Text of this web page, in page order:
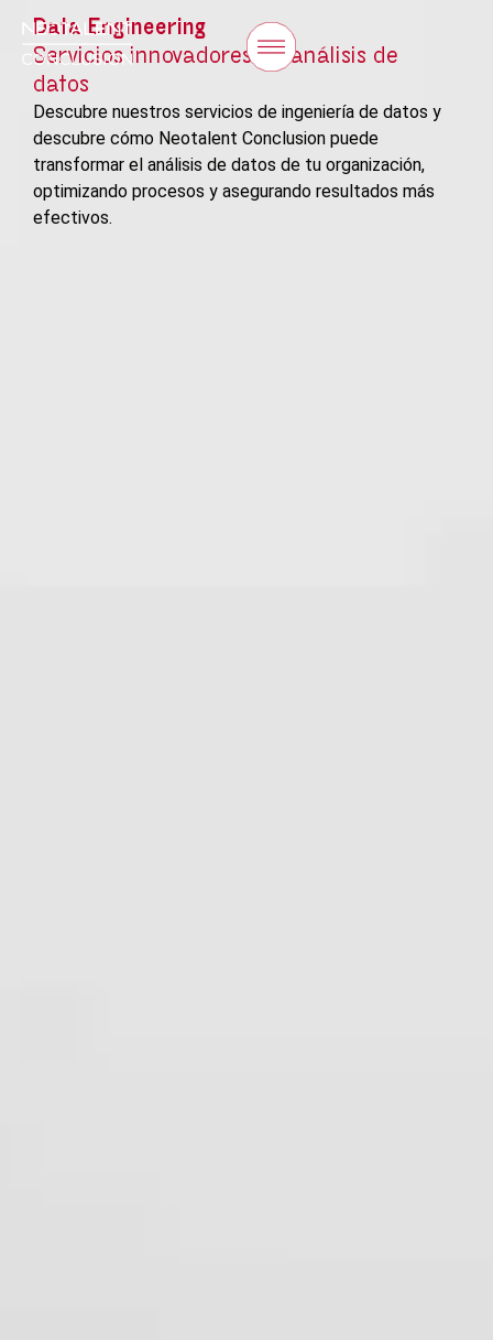
Data Engineering
Servicios innovadores de análisis de
datos
Descubre nuestros servicios de ingeniería de datos y
descubre cómo Neotalent Conclusion puede
transformar el análisis de datos de tu organización,
optimizando procesos y asegurando resultados más
efectivos.